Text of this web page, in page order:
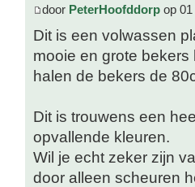
door PeterHoofddorp op
Dit is een volwassen
mooie en grote
halen de bekers de
Dit is trouwens een
opvallende kleuren.
Wil je echt zeker zijn
door alleen scheuren